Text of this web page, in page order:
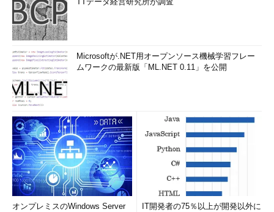
Microsoftが.NET用オープンソース機械学習フレー
ムワークの最新版「ML.NET 0.11」を公開
オンプレミスのWindows Server
IT開発者の75％以上が開発以外に